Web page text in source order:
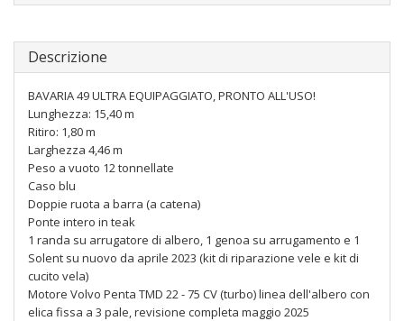
Descrizione
BAVARIA 49 ULTRA EQUIPAGGIATO, PRONTO ALL'USO!
Lunghezza: 15,40 m
Ritiro: 1,80 m
Larghezza 4,46 m
Peso a vuoto 12 tonnellate
Caso blu
Doppie ruota a barra (a catena)
Ponte intero in teak
1 randa su arrugatore di albero, 1 genoa su arrugamento e 1
Solent su nuovo da aprile 2023 (kit di riparazione vele e kit di
cucito vela)
Motore Volvo Penta TMD 22 - 75 CV (turbo) linea dell'albero con
elica fissa a 3 pale, revisione completa maggio 2025